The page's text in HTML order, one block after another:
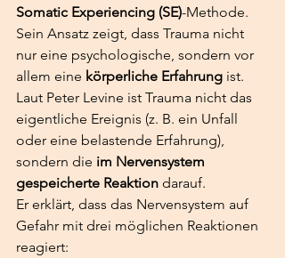
Somatic Experiencing (SE)-Methode.
Sein Ansatz zeigt, dass Trauma nicht
nur eine psychologische, sondern vor
allem eine körperliche Erfahrung ist.
Laut Peter Levine ist Trauma nicht das
eigentliche Ereignis (z. B. ein Unfall
oder eine belastende Erfahrung),
sondern die im Nervensystem
gespeicherte Reaktion darauf.
Er erklärt, dass das Nervensystem auf
Gefahr mit drei möglichen Reaktionen
reagiert: